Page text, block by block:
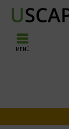
MENÜ